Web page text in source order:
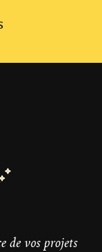
de vos projets